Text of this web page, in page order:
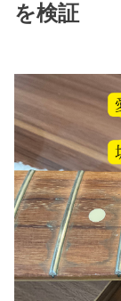
を検証